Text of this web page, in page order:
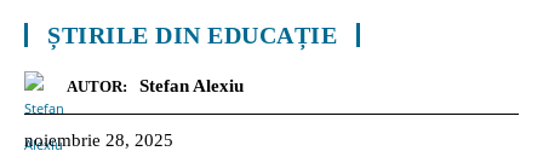
ȘTIRILE DIN EDUCAȚIE
AUTOR: Stefan Alexiu
noiembrie 28, 2025